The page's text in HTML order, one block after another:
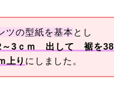
ツの型紙を基本とし
～3ｃｍ 出して 裾を38
上り にしました。